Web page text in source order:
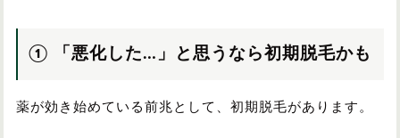
① 「悪化した…」と思うなら初期脱毛かも
薬が効き始めている前兆として、初期脱毛があります。